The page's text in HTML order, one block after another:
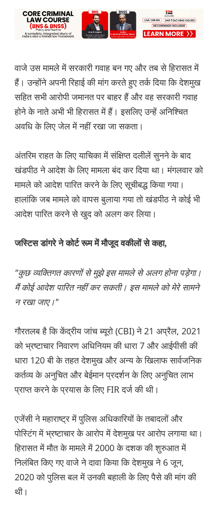
वाजे उस मामले में सरकारी गवाह बन गए और तब से हिरासत में
हैं। उन्होंने अपनी रिहाई की मांग करते हुए तर्क दिया कि देशमुख
सहित सभी आरोपी जमानत पर बाहर हैं और वह सरकारी गवाह
होने के नाते अभी भी हिरासत में हैं। इसलिए उन्हें अनिश्चित
अवधि के लिए जेल में नहीं रखा जा सकता।
अंतरिम राहत के लिए याचिका में संक्षिप्त दलीलें सुनने के बाद
खंडपीठ ने आदेश के लिए मामला बंद कर दिया था। मंगलवार को
मामले को आदेश पारित करने के लिए सूचीबद्ध किया गया।
हालांकि जब मामले को वापस बुलाया गया तो खंडपीठ ने कोई भी
आदेश पारित करने से खुद को अलग कर लिया।
जस्टिस डांगरे ने कोर्ट रूम में मौजूद वकीलों से कहा,
"कुछ व्यक्तिगत कारणों से मुझे इस मामले से अलग होना पड़ेगा।
मैं कोई आदेश पारित नहीं कर सकती। इस मामले को मेरे सामने
न रखा जाए।"
गौरतलब है कि केंद्रीय जांच ब्यूरो (CBI) ने 21 अप्रैल, 2021
को भ्रष्टाचार निवारण अधिनियम की धारा 7 और आईपीसी की
धारा 120 बी के तहत देशमुख और अन्य के खिलाफ सार्वजनिक
कर्तव्य के अनुचित और बेईमान प्रदर्शन के लिए अनुचित लाभ
प्राप्त करने के प्रयास के लिए FIR दर्ज की थी।
एजेंसी ने महाराष्ट्र में पुलिस अधिकारियों के तबादलों और
पोस्टिंग में भ्रष्टाचार के आरोप में देशमुख पर आरोप लगाया था।
हिरासत में मौत के मामले में 2000 के दशक की शुरुआत में
निलंबित किए गए वाजे ने दावा किया कि देशमुख ने 6 जून,
2020 को पुलिस बल में उनकी बहाली के लिए पैसे की मांग की
थी।